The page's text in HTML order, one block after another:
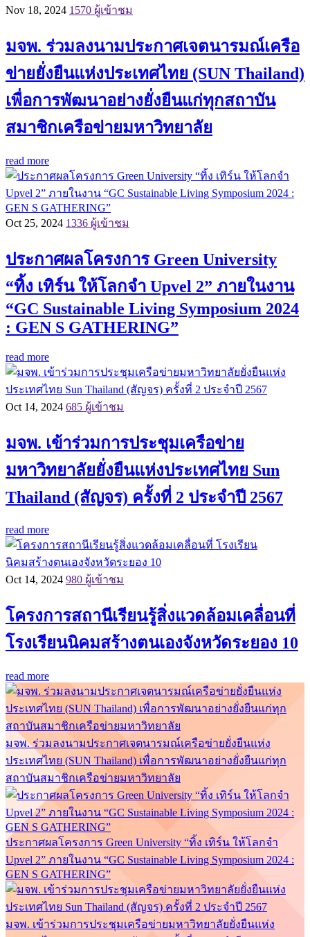
Nov 18, 2024 1570 ผู้เข้าชม
มจพ. ร่วมลงนามประกาศเจตนารมณ์เครือ
ข่ายยั่งยืนแห่งประเทศไทย (SUN Thailand)
เพื่อการพัฒนาอย่างยั่งยืนแก่ทุกสถาบัน
สมาชิกเครือข่ายมหาวิทยาลัย
read more
Oct 25, 2024 1336 ผู้เข้าชม
ประกาศผลโครงการ Green University
“ทิ้ง เทิร์น ให้โลกจำ Upvel 2” ภายในงาน
“GC Sustainable Living Symposium 2024
: GEN S GATHERING”
read more
Oct 14, 2024 685 ผู้เข้าชม
มจพ. เข้าร่วมการประชุมเครือข่าย
มหาวิทยาลัยยั่งยืนแห่งประเทศไทย Sun
Thailand (สัญจร) ครั้งที่ 2 ประจำปี 2567
read more
Oct 14, 2024 980 ผู้เข้าชม
โครงการสถานีเรียนรู้สิ่งแวดล้อมเคลื่อนที่
โรงเรียนนิคมสร้างตนเองจังหวัดระยอง 10
read more
มจพ. ร่วมลงนามประกาศเจตนารมณ์เครือข่ายยั่งยืนแห่ง
ประเทศไทย (SUN Thailand) เพื่อการพัฒนาอย่างยั่งยืนแก่ทุก
สถาบันสมาชิกเครือข่ายมหาวิทยาลัย
ประกาศผลโครงการ Green University “ทิ้ง เทิร์น ให้โลกจำ
Upvel 2” ภายในงาน “GC Sustainable Living Symposium 2024 :
GEN S GATHERING”
มจพ. เข้าร่วมการประชุมเครือข่ายมหาวิทยาลัยยั่งยืนแห่ง